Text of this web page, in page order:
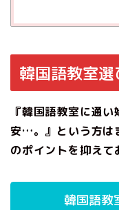
韓国語教室
『韓国語教室に通
安…。』という方は
のポイントを抑えて
韓国語教